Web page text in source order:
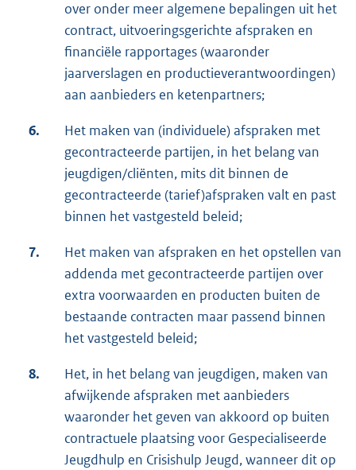
over onder meer algemene bepalingen uit het
contract, uitvoeringsgerichte afspraken en
financiële rapportages (waaronder
jaarverslagen en productieverantwoordingen)
aan aanbieders en ketenpartners;
6.
Het maken van (individuele) afspraken met
gecontracteerde partijen, in het belang van
jeugdigen/cliënten, mits dit binnen de
gecontracteerde (tarief)afspraken valt en past
binnen het vastgesteld beleid;
7.
Het maken van afspraken en het opstellen van
addenda met gecontracteerde partijen over
extra voorwaarden en producten buiten de
bestaande contracten maar passend binnen
het vastgesteld beleid;
8.
Het, in het belang van jeugdigen, maken van
afwijkende afspraken met aanbieders
waaronder het geven van akkoord op buiten
contractuele plaatsing voor Gespecialiseerde
Jeugdhulp en Crisishulp Jeugd, wanneer dit op